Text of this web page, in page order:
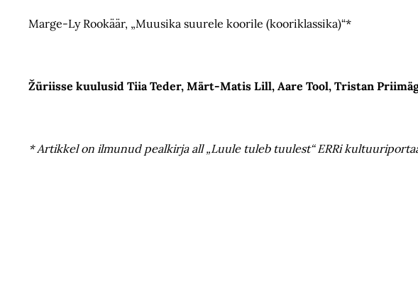
Marge-Ly Rookäär, „Muusika suurele koorile (kooriklassika)“*
Žüriisse kuulusid Tiia Teder, Märt-Matis Lill, Aare Tool, Tristan
* Artikkel on ilmunud pealkirja all „Luule tuleb tuulest“ ERRi